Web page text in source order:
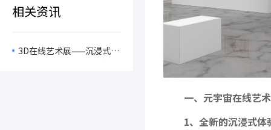
相关资讯
3D在线艺术展——沉浸式体
一、元宇宙在线艺
1、全新的沉浸式体